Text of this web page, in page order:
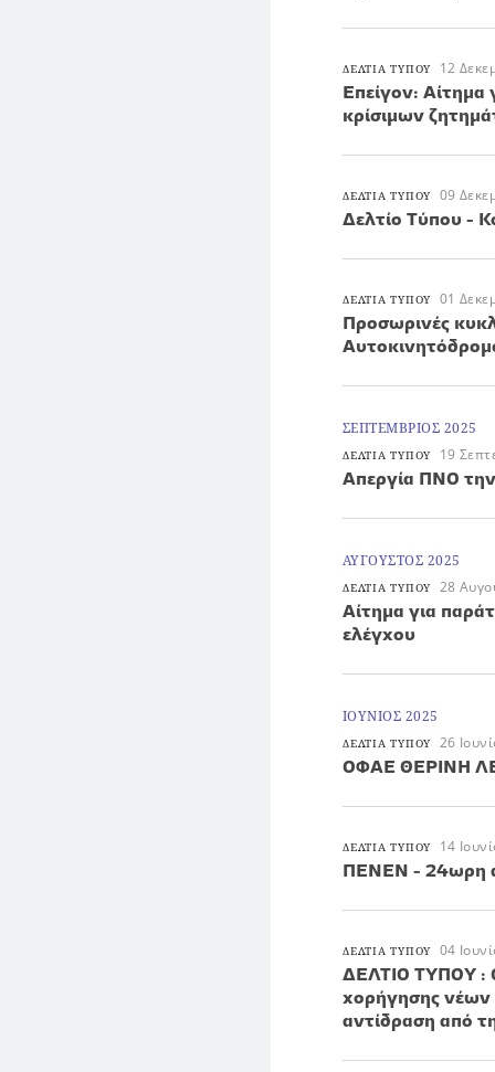
ΔΕΛΤΙΑ ΤΥΠΟΥ 12
Επείγον: Αίτημα
κρίσιμων
ΔΕΛΤΙΑ ΤΥΠΟΥ 09
Δελτίο Τύπου -
ΔΕΛΤΙΑ ΤΥΠΟΥ 01
Προσωρινές
ΣΕΠΤΕΜΒΡΙΟΣ 2025
ΔΕΛΤΙΑ ΤΥΠΟΥ 19
Απεργία ΠΝΟ
ΑΥΓΟΥΣΤΟΣ 2025
ΔΕΛΤΙΑ ΤΥΠΟΥ 28
Aίτημα για
ελέγχου
ΙΟΥΝΙΟΣ 2025
ΔΕΛΤΙΑ ΤΥΠΟΥ 26
ΟΦΑΕ ΘΕΡΙΝΗ
ΔΕΛΤΙΑ ΤΥΠΟΥ 14
ΠΕΝΕΝ - 24ωρη
ΔΕΛΤΙΑ ΤΥΠΟΥ 04
ΔΕΛΤΙΟ ΤΥΠΟΥ :
χορήγησης νέων
αντίδραση από